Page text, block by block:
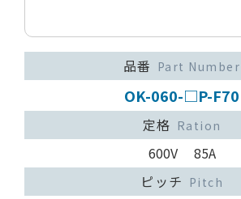
品番 Part Number
OK-060-□P-F70
定格 Ration
600V 85A
ピッチ Pitch